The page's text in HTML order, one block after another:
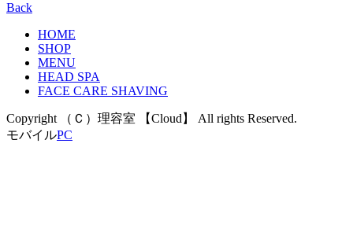
Back
HOME
SHOP
MENU
HEAD SPA
FACE CARE SHAVING
Copyright （Ｃ）理容室 【Cloud】 All rights Reserved.
モバイルPC